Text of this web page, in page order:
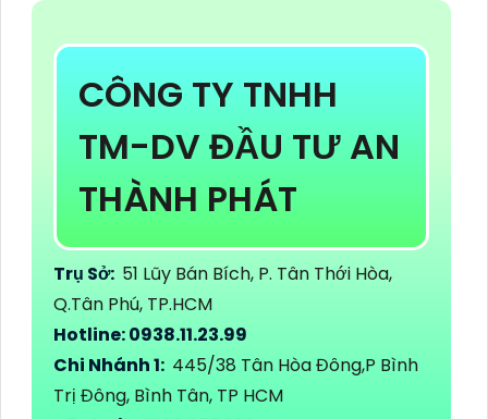
CÔNG TY TNHH
TM-DV ĐẦU TƯ AN
THÀNH PHÁT
Trụ Sở: 51 Lũy Bán Bích, P. Tân Thới Hòa,
Q.Tân Phú, TP.HCM
Hotline: 0938.11.23.99
Chi Nhánh 1: 445/38 Tân Hòa Đông,P Bình
Trị Đông, Bình Tân, TP HCM